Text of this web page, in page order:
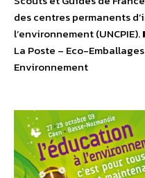
des centres permanents
l’environnement (UNCPIE).
La Poste – Eco-
Environnement